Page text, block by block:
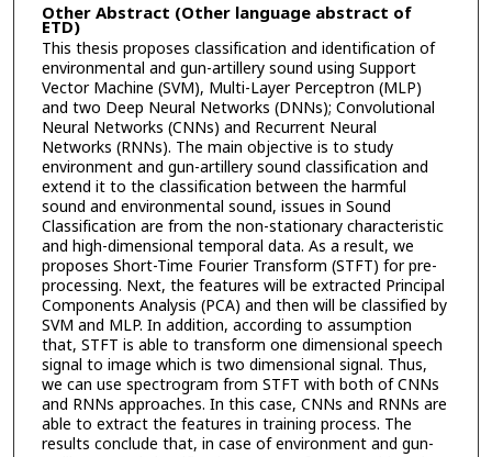
Other Abstract (Other language abstract of
ETD)
This thesis proposes classification and identification of
environmental and gun-artillery sound using Support
Vector Machine (SVM), Multi-Layer Perceptron (MLP)
and two Deep Neural Networks (DNNs); Convolutional
Neural Networks (CNNs) and Recurrent Neural
Networks (RNNs). The main objective is to study
environment and gun-artillery sound classification and
extend it to the classification between the harmful
sound and environmental sound, issues in Sound
Classification are from the non-stationary characteristic
and high-dimensional temporal data. As a result, we
proposes Short-Time Fourier Transform (STFT) for pre-
processing. Next, the features will be extracted Principal
Components Analysis (PCA) and then will be classified by
SVM and MLP. In addition, according to assumption
that, STFT is able to transform one dimensional speech
signal to image which is two dimensional signal. Thus,
we can use spectrogram from STFT with both of CNNs
and RNNs approaches. In this case, CNNs and RNNs are
able to extract the features in training process. The
results conclude that, in case of environment and gun-